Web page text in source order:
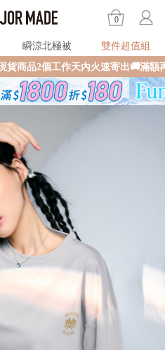
0
瞬涼北極被
雙件超值組
火速寄出🚚滿額再送限量好禮✨